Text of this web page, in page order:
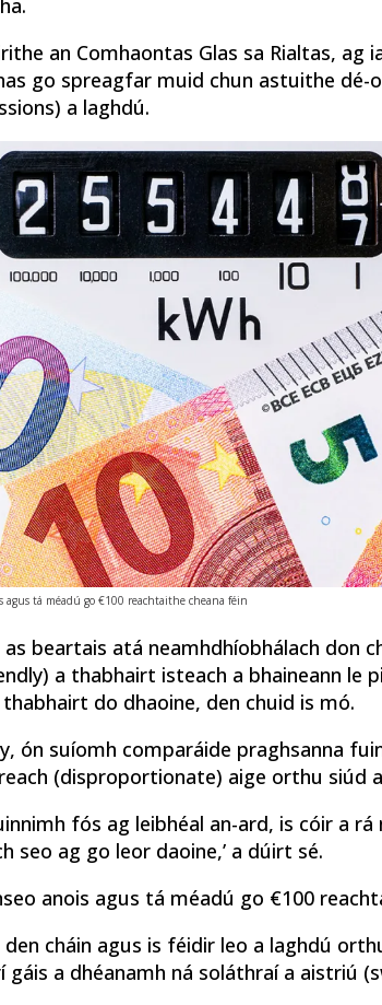
an Comhaontas Glas sa Rialtas, ag
go spreagfar muid chun astuithe dé-
a laghdú.
agus tá méadú go €100 reachtaithe cheana féin
as beartais atá neamhdhíobhálach don
a thabhairt isteach a bhaineann le
do dhaoine, den chuid is mó.
ón suíomh comparáide praghsanna
(disproportionate) aige orthu siúd
fós ag leibhéal an-ard, is cóir a
seo ag go leor daoine,’ a dúirt sé.
anois agus tá méadú go €100
cháin agus is féidir leo a laghdú
a dhéanamh ná soláthraí a aistriú